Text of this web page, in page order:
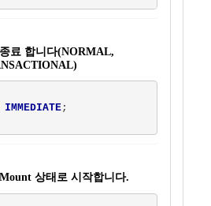
료 합니다(NORMAL,
IMMEDIATE;
상태로 시작합니다.